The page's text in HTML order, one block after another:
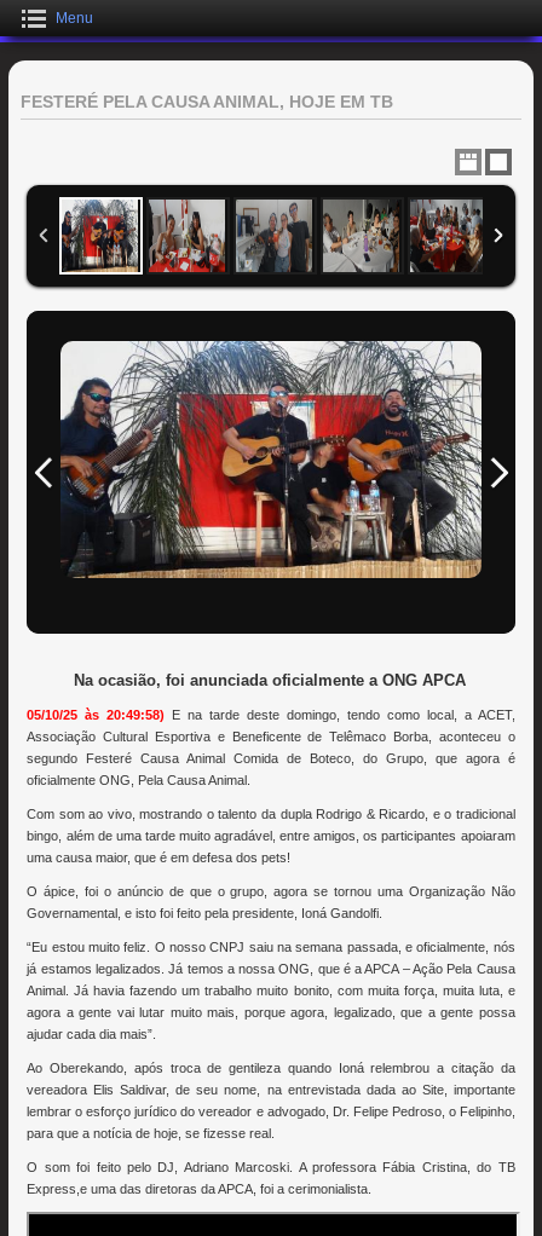
Menu
FESTERÉ PELA CAUSA ANIMAL, HOJE EM TB
Na ocasião, foi anunciada oficialmente a ONG APCA
05/10/25 às 20:49:58)
E na tarde deste domingo, tendo como local, a ACET,
Associação Cultural Esportiva e Beneficente de Telêmaco Borba, aconteceu o
segundo Festeré Causa Animal Comida de Boteco, do Grupo, que agora é
oficialmente ONG, Pela Causa Animal.
Com som ao vivo, mostrando o talento da dupla Rodrigo & Ricardo, e o tradicional
bingo, além de uma tarde muito agradável, entre amigos, os participantes apoiaram
uma causa maior, que é em defesa dos pets!
O ápice, foi o anúncio de que o grupo, agora se tornou uma Organização Não
Governamental, e isto foi feito pela presidente, Ioná Gandolfi.
“Eu estou muito feliz. O nosso CNPJ saiu na semana passada, e oficialmente, nós
já estamos legalizados. Já temos a nossa ONG, que é a APCA – Ação Pela Causa
Animal. Já havia fazendo um trabalho muito bonito, com muita força, muita luta, e
agora a gente vai lutar muito mais, porque agora, legalizado, que a gente possa
ajudar cada dia mais”.
Ao Oberekando, após troca de gentileza quando Ioná relembrou a citação da
vereadora Elis Saldivar, de seu nome, na entrevistada dada ao Site, importante
lembrar o esforço jurídico do vereador e advogado, Dr. Felipe Pedroso, o Felipinho,
para que a notícia de hoje, se fizesse real.
O som foi feito pelo DJ, Adriano Marcoski. A professora Fábia Cristina, do TB
Express,e uma das diretoras da APCA, foi a cerimonialista.